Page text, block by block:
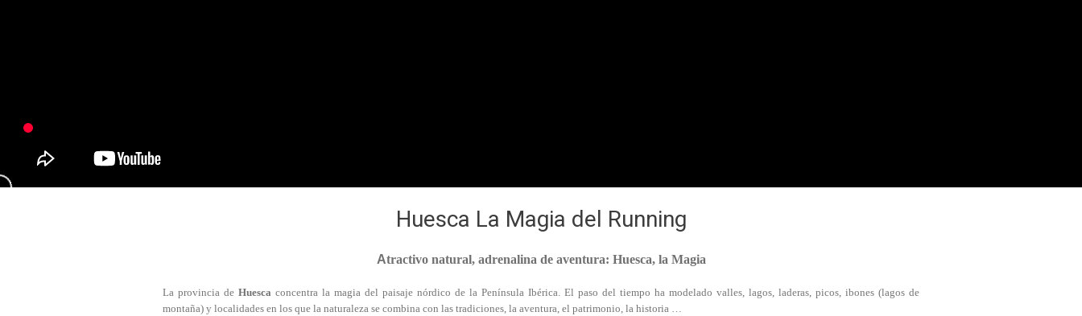
Huesca La Magia del Running
Atractivo natural, adrenalina de aventura: Huesca, la Magia
La provincia deHuescaconcentra la magia del paisaje nórdico de la Península Ibérica. El paso del tiempo ha modelado valles, lagos, laderas, picos, ibones (lagos de
montaña) y localidades en los que la naturaleza se combina con las tradiciones, la aventura, el patrimonio, la historia …